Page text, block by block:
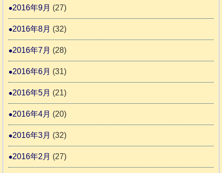
2016年9月 (27)
2016年8月 (32)
2016年7月 (28)
2016年6月 (31)
2016年5月 (21)
2016年4月 (20)
2016年3月 (32)
2016年2月 (27)